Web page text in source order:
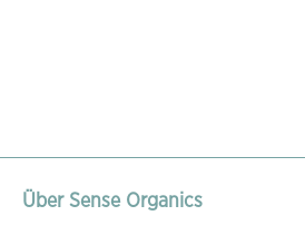
Über Sense Organics